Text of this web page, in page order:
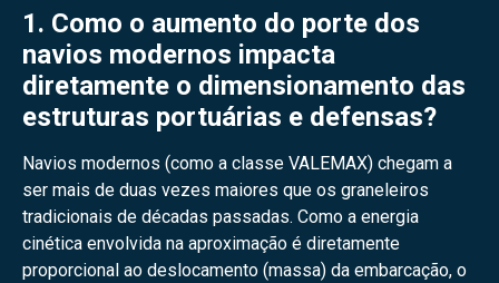
1. Como o aumento do porte dos
navios modernos impacta
diretamente o dimensionamento das
estruturas portuárias e defensas?
Navios modernos (como a classe VALEMAX) chegam a
ser mais de duas vezes maiores que os graneleiros
tradicionais de décadas passadas. Como a energia
cinética envolvida na aproximação é diretamente
proporcional ao deslocamento (massa) da embarcação, o